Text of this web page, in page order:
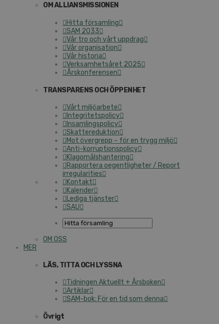
OM ALLIANSMISSIONEN
Hitta församling
SAM 2033
Vår tro och vårt uppdrag
Vår organisation
Vår historia
Verksamhetsåret 2025
Årskonferensen
TRANSPARENS OCH ÖPPENHET
Vårt miljöarbete
Integritetspolicy
Insamlingspolicy
Skattereduktion
Mot övergrepp – för en trygg miljö
Anti-korruptionspolicy
Klagomålshantering
Rapportera oegentligheter / Report
irregularities
Kontakt
Kalender
Lediga tjänster
SAU
OM OSS
MER
LÄS, TITTA OCH LYSSNA
Tidningen Aktuellt + Årsboken
Artiklar
SAM-bok: För en tid som denna
Övrigt